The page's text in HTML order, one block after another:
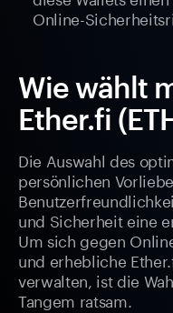
Online-
Wie wählt
Ether.fi
Die Auswahl des
persönlichen
und Sicherheit eine
Um sich gegen
und erhebliche
verwalten, ist die
Tangem ratsam.